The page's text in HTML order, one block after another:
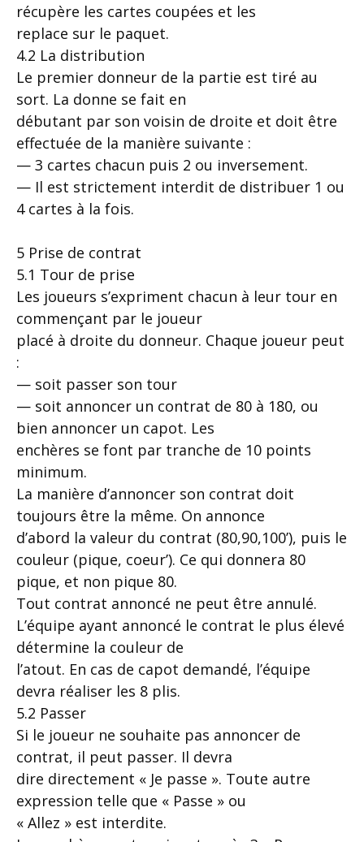
récupère les cartes coupées et les
replace sur le paquet.
4.2 La distribution
Le premier donneur de la partie est tiré au
sort. La donne se fait en
débutant par son voisin de droite et doit être
effectuée de la manière suivante :
— 3 cartes chacun puis 2 ou inversement.
— Il est strictement interdit de distribuer 1 ou
4 cartes à la fois.
5 Prise de contrat
5.1 Tour de prise
Les joueurs s’expriment chacun à leur tour en
commençant par le joueur
placé à droite du donneur. Chaque joueur peut
:
— soit passer son tour
— soit annoncer un contrat de 80 à 180, ou
bien annoncer un capot. Les
enchères se font par tranche de 10 points
minimum.
La manière d’annoncer son contrat doit
toujours être la même. On annonce
d’abord la valeur du contrat (80,90,100’), puis le
couleur (pique, coeur’). Ce qui donnera 80
pique, et non pique 80.
Tout contrat annoncé ne peut être annulé.
L’équipe ayant annoncé le contrat le plus élevé
détermine la couleur de
l’atout. En cas de capot demandé, l’équipe
devra réaliser les 8 plis.
5.2 Passer
Si le joueur ne souhaite pas annoncer de
contrat, il peut passer. Il devra
dire directement « Je passe ». Toute autre
expression telle que « Passe » ou
« Allez » est interdite.